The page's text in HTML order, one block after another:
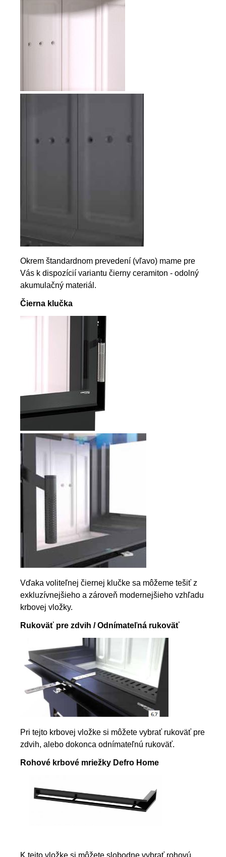
Okrem štandardnom prevedení (vľavo) mame pre
Vás k dispozícií variantu čierny ceramiton - odolný
akumulačný materiál.
Čierna klučka
Vďaka voliteľnej čiernej klučke sa môžeme tešiť z
exkluzívnejšieho a zároveň modernejšieho vzhľadu
krbovej vložky.
Rukoväť pre zdvih / Odnímateľná rukoväť
Pri tejto krbovej vložke si môžete vybrať rukoväť pre
zdvih, alebo dokonca odnímateľnú rukoväť.
Rohové krbové mriežky Defro Home
K tejto vložke si môžete slobodne vybrať rohovú